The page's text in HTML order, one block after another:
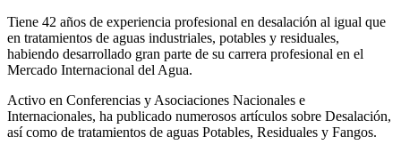
Tiene 42 años de experiencia profesional en desalación al igual que
en tratamientos de aguas industriales, potables y residuales,
habiendo desarrollado gran parte de su carrera profesional en el
Mercado Internacional del Agua.
Activo en Conferencias y Asociaciones Nacionales e
Internacionales, ha publicado numerosos artículos sobre Desalación,
así como de tratamientos de aguas Potables, Residuales y Fangos.